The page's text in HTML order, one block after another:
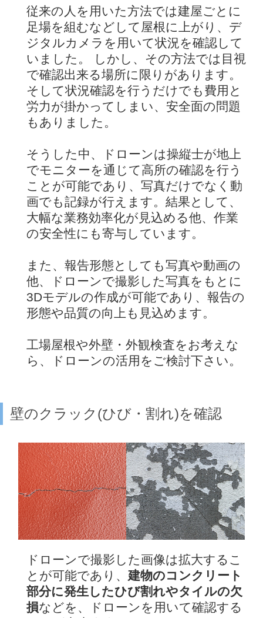
従来の人を用いた方法では建屋ごとに
足場を組むなどして屋根に上がり、デ
ジタルカメラを用いて状況を確認して
いました。 しかし、その方法では目視
で確認出来る場所に限りがあります。
そして状況確認を行うだけでも費用と
労力が掛かってしまい、安全面の問題
もありました。
そうした中、ドローンは操縦士が地上
でモニターを通じて高所の確認を行う
ことが可能であり、写真だけでなく動
画でも記録が行えます。結果として、
大幅な業務効率化が見込める他、作業
の安全性にも寄与しています。
また、報告形態としても写真や動画の
他、ドローンで撮影した写真をもとに
3Dモデルの作成が可能であり、報告の
形態や品質の向上も見込めます。
工場屋根や外壁・外観検査をお考えな
ら、ドローンの活用をご検討下さい。
壁のクラック(ひび・割れ)を確認
ドローンで撮影した画像は拡大するこ
とが可能であり、 建物のコンクリート
部分に発生したひび割れやタイルの欠
損などを、ドローンを用いて確認する